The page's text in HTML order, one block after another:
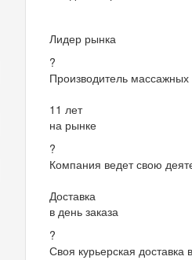
Лидер рынка
?
Производитель
11 лет
на рынке
?
Компания ведет свою
Доставка
в день заказа
?
Своя курьерская доставка